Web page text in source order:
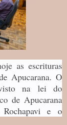
as escrituras
Apucarana. O
na lei do
de Apucarana
Rochapavi e o